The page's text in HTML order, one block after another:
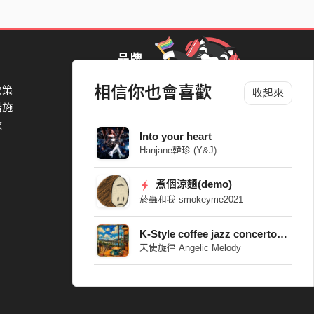
相信你也會喜歡 收起來
Into your heart
Hanjane韓珍 (Y&J)
煮個涼麵(demo)
菸蟲和我 smokeyme2021
K-Style coffee jazz concerto_05
天使旋律 Angelic Melody
策
施
品牌
StreetVoice Awards 街聲音樂獎
Blow 吹音樂
Packer 派歌
SimpleLife 簡單生活節
ParkPark Carnival
一起比 YEAH 吧